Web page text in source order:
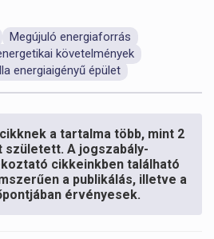
Megújuló energiaforrás
követelmények
energiaigényű épület
a tartalma több, mint 2
született. A jogszabály-
cikkeinkben található
a publikálás, illetve a
érvényesek.